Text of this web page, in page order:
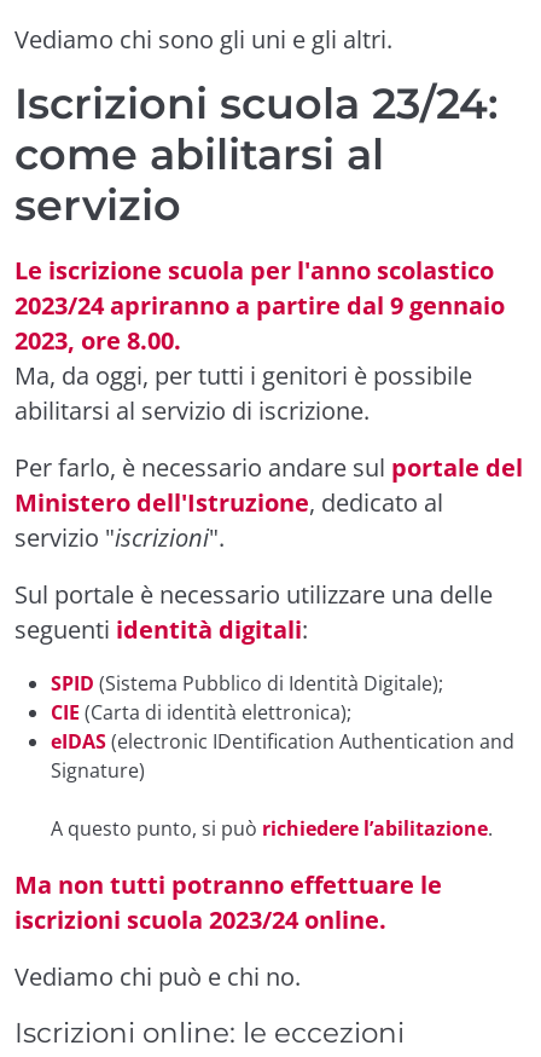
Vediamo chi sono gli uni e gli altri.
Iscrizioni scuola 23/24:
come abilitarsi al
servizio
Le iscrizione scuola per l'anno scolastico
2023/24 apriranno a partire dal 9 gennaio
2023, ore 8.00.
Ma, da oggi, per tutti i genitori è possibile
abilitarsi al servizio di iscrizione.
Per farlo, è necessario andare sul portale del
Ministero dell'Istruzione, dedicato al
servizio "iscrizioni".
Sul portale è necessario utilizzare una delle
seguenti identità digitali:
SPID (Sistema Pubblico di Identità Digitale);
CIE (Carta di identità elettronica);
eIDAS(electronic IDentification Authentication and
Signature)
A questo punto, si può richiedere l’abilitazione.
Ma non tutti potranno effettuare le
iscrizioni scuola 2023/24 online.
Vediamo chi può e chi no.
Iscrizioni online: le eccezioni